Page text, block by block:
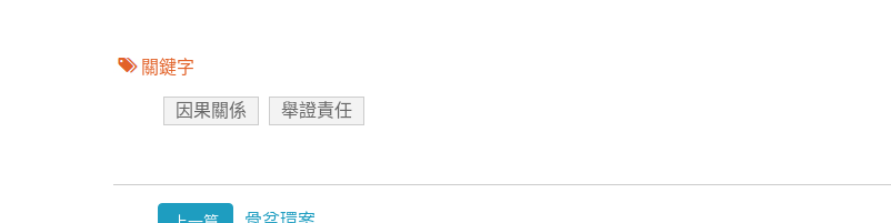
關鍵字
因果關係 舉證責任